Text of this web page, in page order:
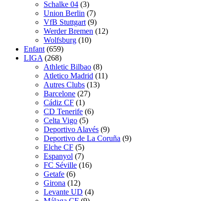
Schalke 04 (3)
Union Berlin (7)
VfB Stuttgart (9)
Werder Bremen (12)
Wolfsburg (10)
Enfant (659)
LIGA (268)
Athletic Bilbao (8)
Atletico Madrid (11)
Autres Clubs (13)
Barcelone (27)
Cádiz CF (1)
CD Tenerife (6)
Celta Vigo (5)
Deportivo Alavés (9)
Deportivo de La Coruña (9)
Elche CF (5)
Espanyol (7)
FC Séville (16)
Getafe (6)
Girona (12)
Levante UD (4)